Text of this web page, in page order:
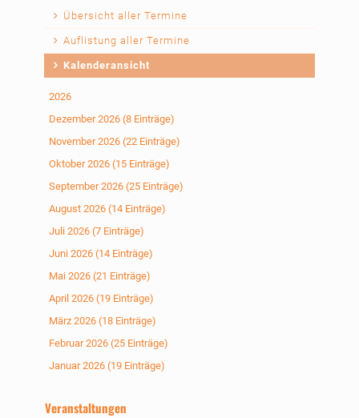
Navigation
überspringen
Übersicht aller Termine
Auflistung aller Termine
Kalenderansicht
2026
Dezember 2026 (8 Einträge)
November 2026 (22 Einträge)
Oktober 2026 (15 Einträge)
September 2026 (25 Einträge)
August 2026 (14 Einträge)
Juli 2026 (7 Einträge)
Juni 2026 (14 Einträge)
Mai 2026 (21 Einträge)
April 2026 (19 Einträge)
März 2026 (18 Einträge)
Februar 2026 (25 Einträge)
Januar 2026 (19 Einträge)
Veranstaltungen